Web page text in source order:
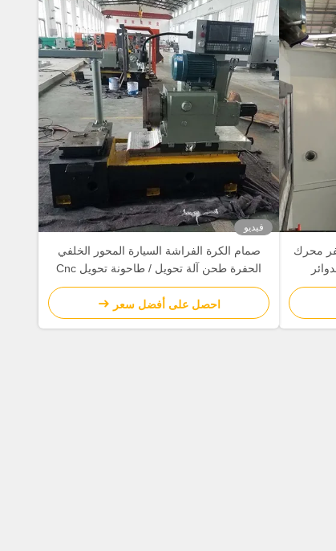
محرك
فيديو
صمام الكرة الفراشة السيارة المحور الخلفي
الحفرة طحن آلة تحويل / طاحونة تحويل Cnc
احصل على أفضل سعر